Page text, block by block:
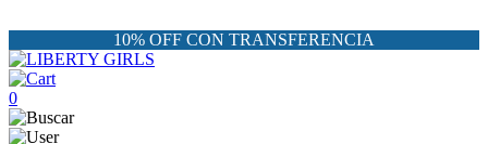
10% OFF CON TRANSFERENCIA
0